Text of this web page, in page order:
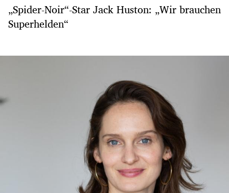
„Spider-Noir“-Star Jack Huston: „Wir brauchen
Superhelden“